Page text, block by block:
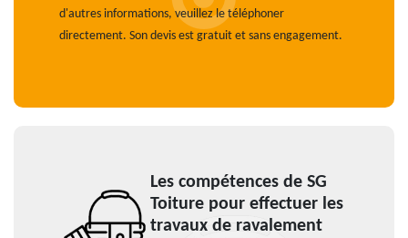
d'autres informations, veuillez le téléphoner
directement. Son devis est gratuit et sans engagement.
Les compétences de SG
Toiture pour effectuer les
travaux de ravalement